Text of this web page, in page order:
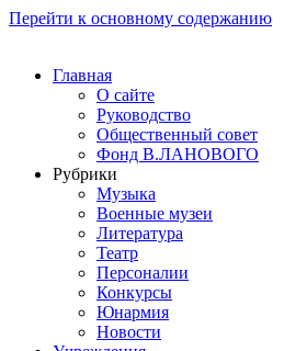
Перейти к основному содержанию
Главная
О сайте
Руководство
Общественный совет
Фонд В.ЛАНОВОГО
Рубрики
Музыка
Военные музеи
Литература
Театр
Персоналии
Конкурсы
Юнармия
Новости